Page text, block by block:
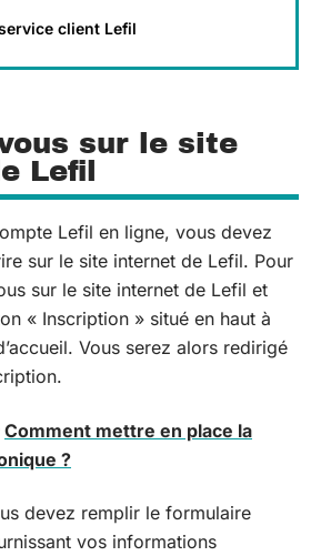
client Lefil
sur le site
Lefil
Lefil en ligne, vous devez
sur le site internet de Lefil. Pour
sur le site internet de Lefil et
« Inscription » situé en haut à
Vous serez alors redirigé
Comment mettre en place la
?
devez remplir le formulaire
vos informations